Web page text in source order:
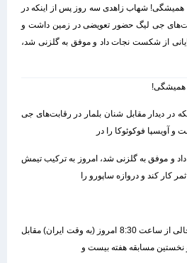
شهاب زاهدی سه روز پس از اینکه در
جی لیگ حضور تعویضی در زمین داشت و
از شکست نجات داد و موفق به گلزنی شد،
دیدار مقابل شنان بلمار در رقابت‌های جی
فوکوئوکا را در
و موفق به گلزنی شد، امروز به ترکیب تیمش
کند و دروازه ساپورو را
تیم فوتبال آویسپا فوکوئوکا در حالی از ساعت 8:30 امروز (به وقت ایران) مقابل
مسابقه هفته بیست و